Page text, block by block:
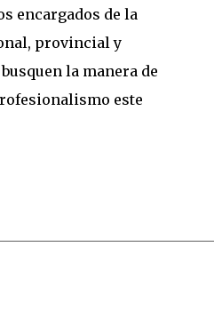
encargados de la
provincial y
la manera de
este